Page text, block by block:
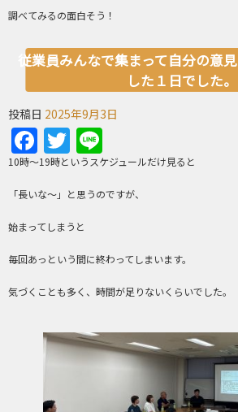
調べてみるの面白そう！
従業員みんなで集まって自分の意
した１日でした。
投稿日 2025年9月3日
Facebook
Twitter
10時～19時というスケジュールだけ見ると
「長いな～」と思うのですが、
始まってしまうと
毎回あっという間に終わってしまいます。
気づくことも多く、時間が足りないくらいでした。